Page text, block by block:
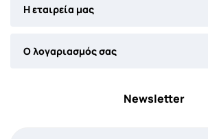
Η εταιρεία μας
Ο λογαριασμός σας
Newsletter